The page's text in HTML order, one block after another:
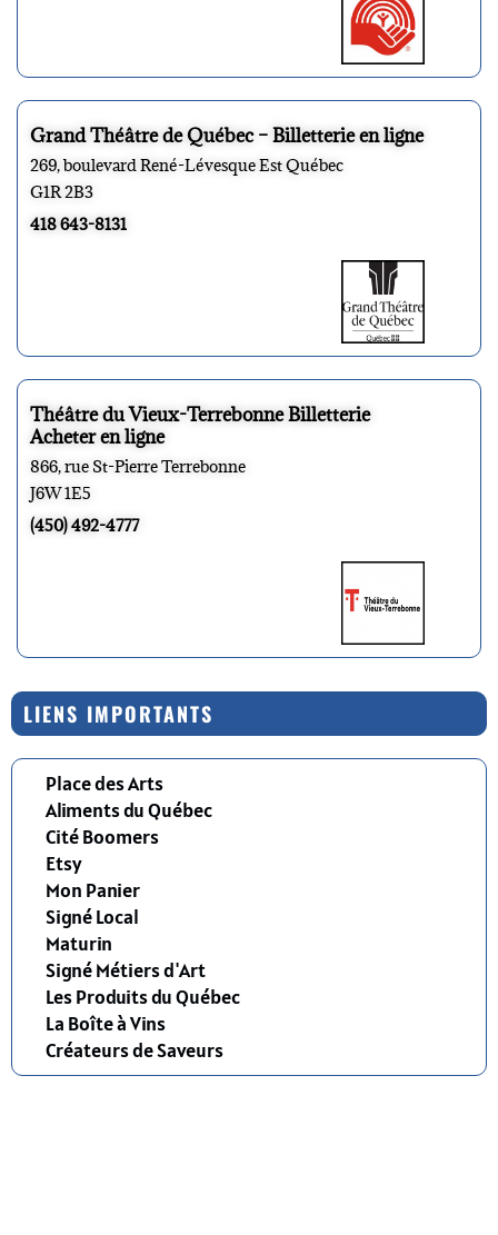
Grand Théâtre de Québec – Billetterie en ligne
269, boulevard René-Lévesque Est Québec
G1R 2B3
418 643-8131
Théâtre du Vieux-Terrebonne Billetterie
Acheter en ligne
866, rue St-Pierre Terrebonne
J6W 1E5
(450) 492-4777
LIENS IMPORTANTS
Place des Arts
Aliments du Québec
Cité Boomers
Etsy
Mon Panier
Signé Local
Maturin
Signé Métiers d'Art
Les Produits du Québec
La Boîte à Vins
Créateurs de Saveurs